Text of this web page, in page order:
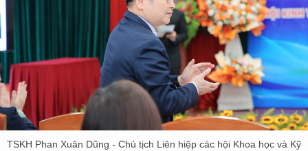
TSKH Phan Xuân Dũng - Chủ tịch Liên hiệp các hội Khoa học và Kỹ